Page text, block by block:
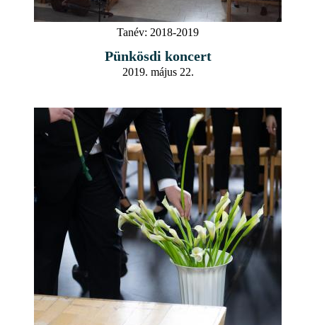
Tanév: 2018-2019
Pünkösdi koncert
2019. május 22.